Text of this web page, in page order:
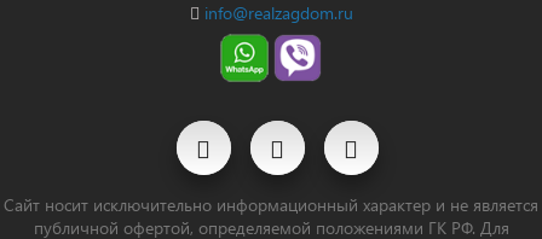
info@realzagdom.ru
Сайт носит исключительно информационный характер и не является
публичной офертой, определяемой положениями ГК РФ. Для